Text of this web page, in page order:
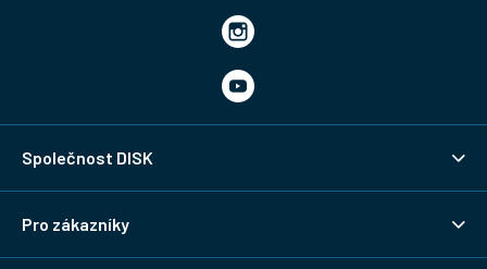
Společnost DISK
Pro zákazníky